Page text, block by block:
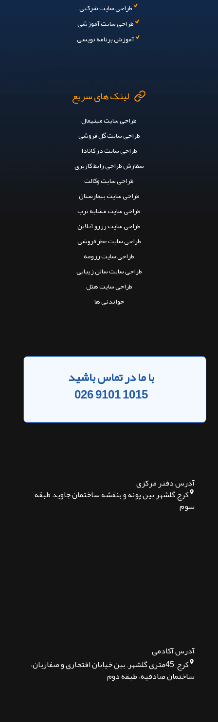
طراحی سایت شرکتی
طراحی سایت آموزشی
آموزش برنامه نویسی
لینک های سریع
طراحی سایت مینیمال
طراحی سایت گل فروشی
طراحی سایت در کانادا
سفارش طراحی رابط کاربری
طراحی سایت وکالت
طراحی سایت بیمارستان
طراحی سایت مشابه ترب
طراحی سایت رزرو آنلاین
طراحی سایت عطر فروشی
طراحی سایت رزومه
طراحی سایت سالن زیبایی
طراحی سایت هتل
خواندنی ها
با ما در تماس باشید
026 9101 1015
آدرس دفتر مرکزی
کرج گلشهر بین پونه و بنفشه ساختمان جاوید طبقه
سوم
آدرس آکادمی
کرج, 45متری گلشهر, بین خیابان افتخاری و صفاریان،
ساختمان صادقیه، طبقه دوم